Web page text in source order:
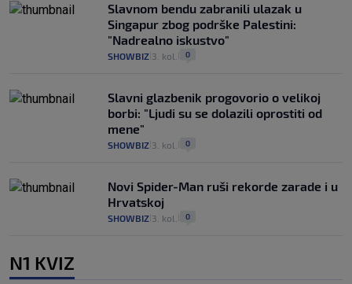
Slavnom bendu zabranili ulazak u
Singapur zbog podrške Palestini:
"Nadrealno iskustvo"
SHOWBIZ 3. kol. 0
Slavni glazbenik progovorio o velikoj
borbi: "Ljudi su se dolazili oprostiti od
mene"
SHOWBIZ 3. kol. 0
Novi Spider-Man ruši rekorde zarade i u
Hrvatskoj
SHOWBIZ 3. kol. 0
N1 KVIZ